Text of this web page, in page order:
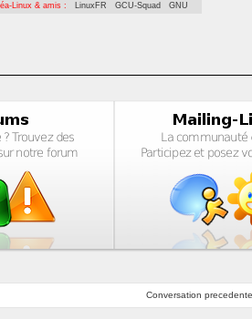
Linux & amis : LinuxFR GCU-Squad GNU
Conversation precedente